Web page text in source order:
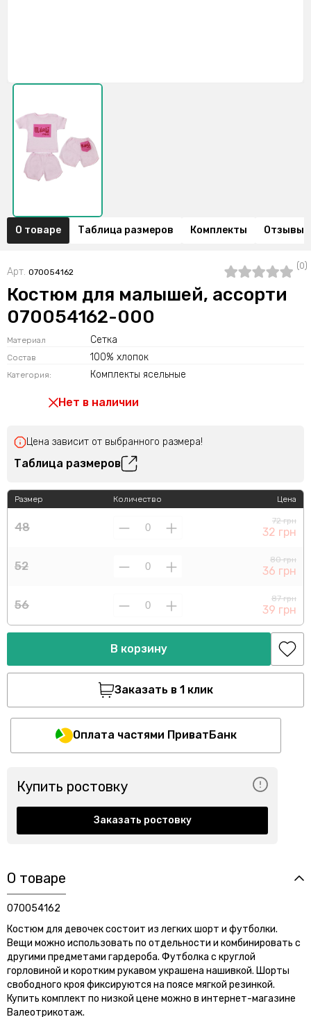
О товаре Таблица размеров Комплекты Отзывы
Арт. 070054162
(0)
Костюм для малышей, ассорти
070054162-000
Материал Сетка
Состав 100% хлопок
Категория: Комплекты ясельные
Нет в наличии
Цена зависит от выбранного размера!
Таблица размеров
Размер
48
52
56
Количество Цена
72 грн
32 грн
80 грн
36 грн
87 грн
39 грн
В корзину
Заказать в 1 клик
Оплата частями ПриватБанк
Купить ростовку
Заказать ростовку
О товаре
070054162
Костюм для девочек состоит из легких шорт и футболки.
Вещи можно использовать по отдельности и комбинировать с
другими предметами гардероба. Футболка с круглой
горловиной и коротким рукавом украшена нашивкой. Шорты
свободного кроя фиксируются на поясе мягкой резинкой.
Купить комплект по низкой цене можно в интернет-магазине
Валеотрикотаж.